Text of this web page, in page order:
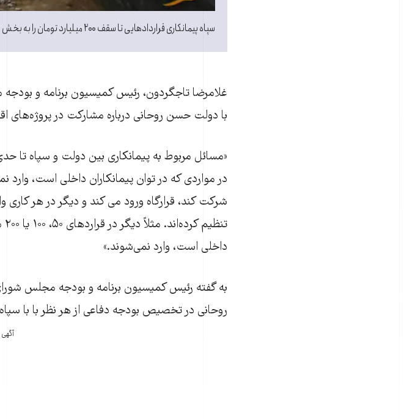
سپاه پیمانکاری قراردادهایی تا سقف ۲۰۰ میلیارد تومان را به بخش خصوصی واگذار می‌کند.
غلامرضا تاجگردون، رئیس کمیسیون برنامه و
با دولت حسن روحانی درباره مشارکت در پروژه‌های
«مسائل مربوط به پیمانکاری بین دولت و سپاه تا
در مواردی که در توان پیمانکاران داخلی است،
شرکت کند،‌ قرارگاه ورود می کند و دیگر در هر
داخلی است، وارد نمی‌شوند.»
به گفته رئیس کمیسیون برنامه و بودجه مجلس
روحانی در تخصیص بودجه دفاعی از هر نظر با با
آگهی